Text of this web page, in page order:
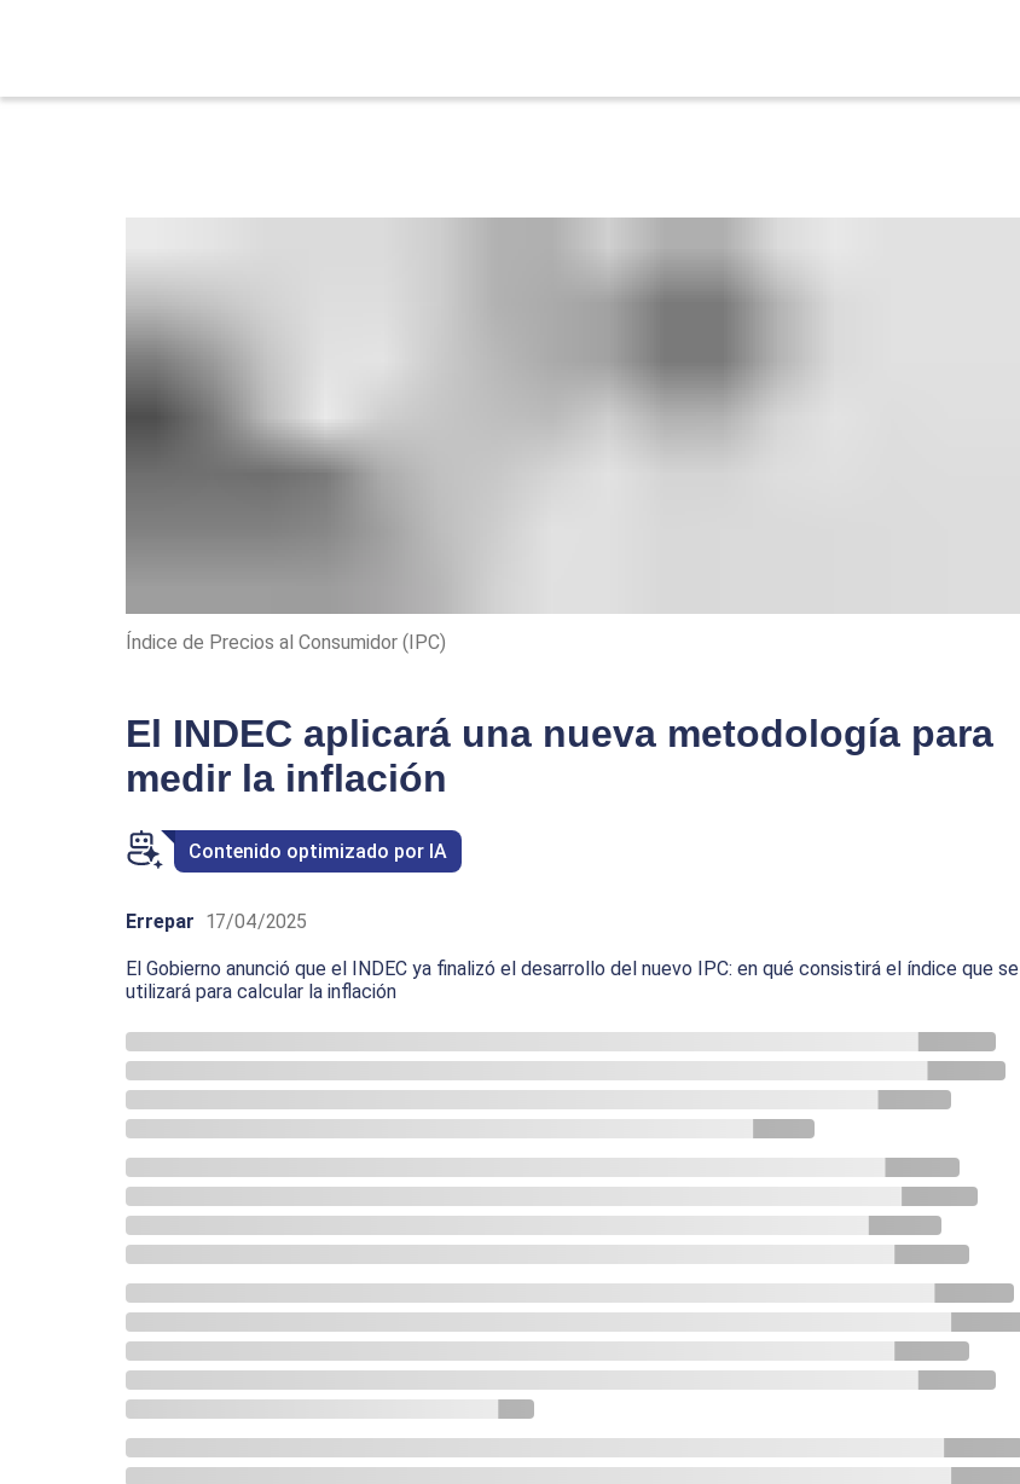
Índice de Precios al Consumidor (IPC)
​El INDEC aplicará una nueva metodología para
medir la inflación
Contenido optimizado por IA
Errepar 17/04/2025
El Gobierno anunció que el INDEC ya finalizó el desarrollo del nuevo IPC: en qué consistirá el índice que se
utilizará para calcular la inflación